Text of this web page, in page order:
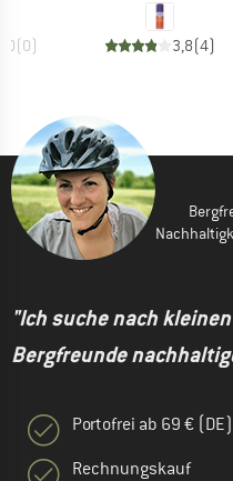
(0) 3,8(4)
"Ich suche nach
Bergfreunde
Portofrei ab 69 € (DE)
Rechnungskauf